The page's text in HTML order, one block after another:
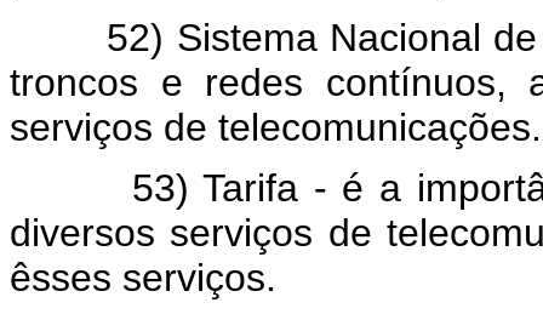
52) Sistema Nacional de
troncos e redes contínuos,
serviços de telecomunicações.
53) Tarifa - é a
diversos serviços de
êsses serviços.